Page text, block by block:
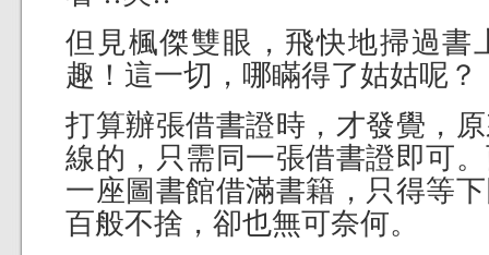
但見楓傑雙眼，飛快地掃過書
趣！這一切，哪瞞得了姑姑呢？
打算辦張借書證時，才發覺，
線的，只需同一張借書證即可
一座圖書館借滿書籍，只得等
百般不捨，卻也無可奈何。